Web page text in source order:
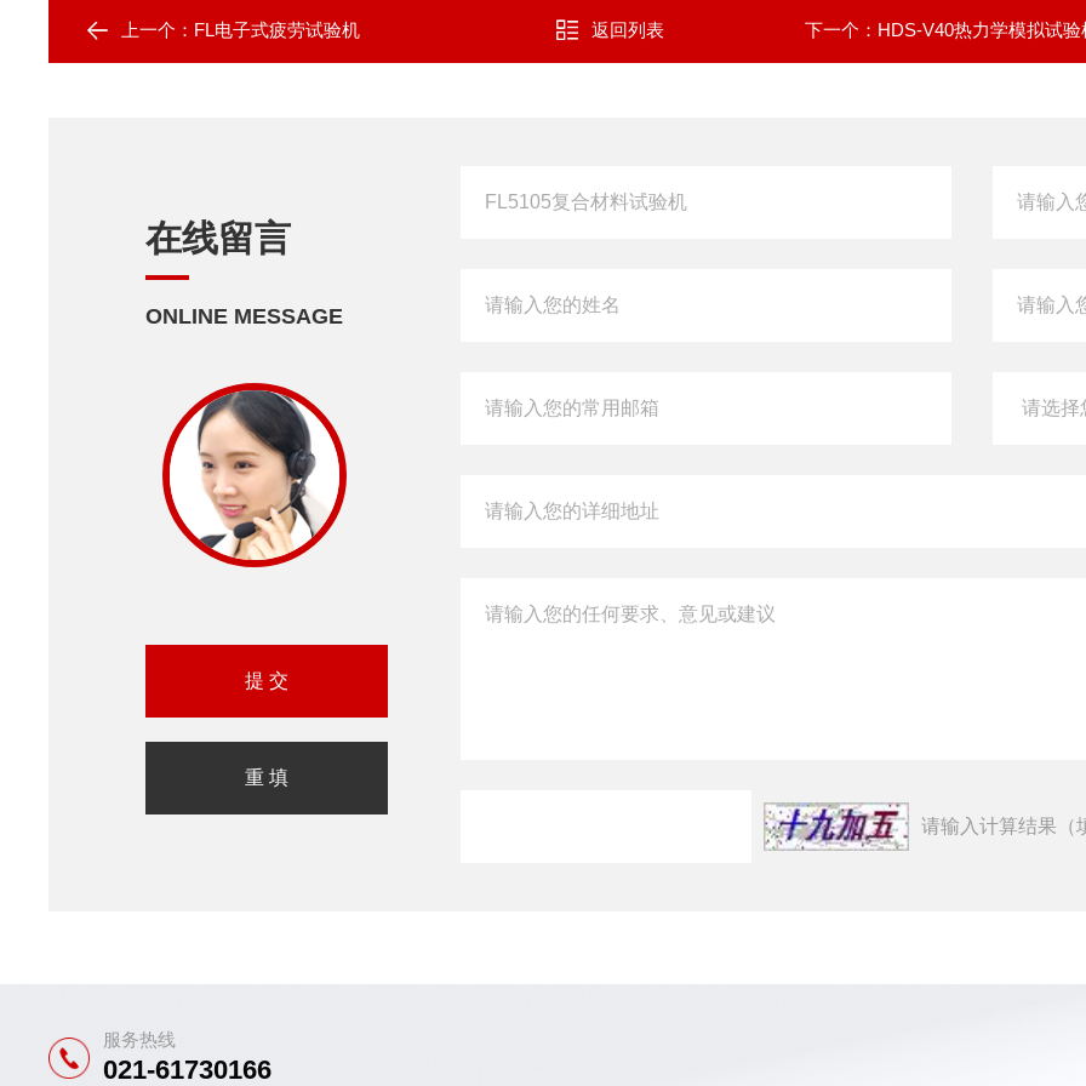
上一个： FL电子式疲劳试验机 返回列表 下一个： HDS-V40热力学模拟试验
在线留言
ONLINE MESSAGE
请输入计算结果（
服务热线
021-61730166